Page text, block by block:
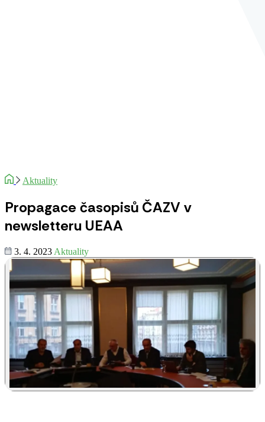
Aktuality
Propagace časopisů ČAZV v
newsletteru UEAA
3. 4. 2023 Aktuality